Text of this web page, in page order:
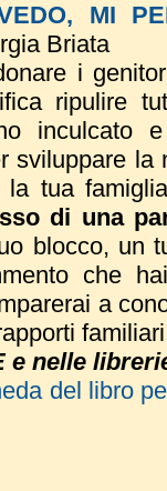
MI
Briata
i
ripulire
inculcato
sviluppare
la tua
di una
blocco, un
che
a
e nelle
del libro